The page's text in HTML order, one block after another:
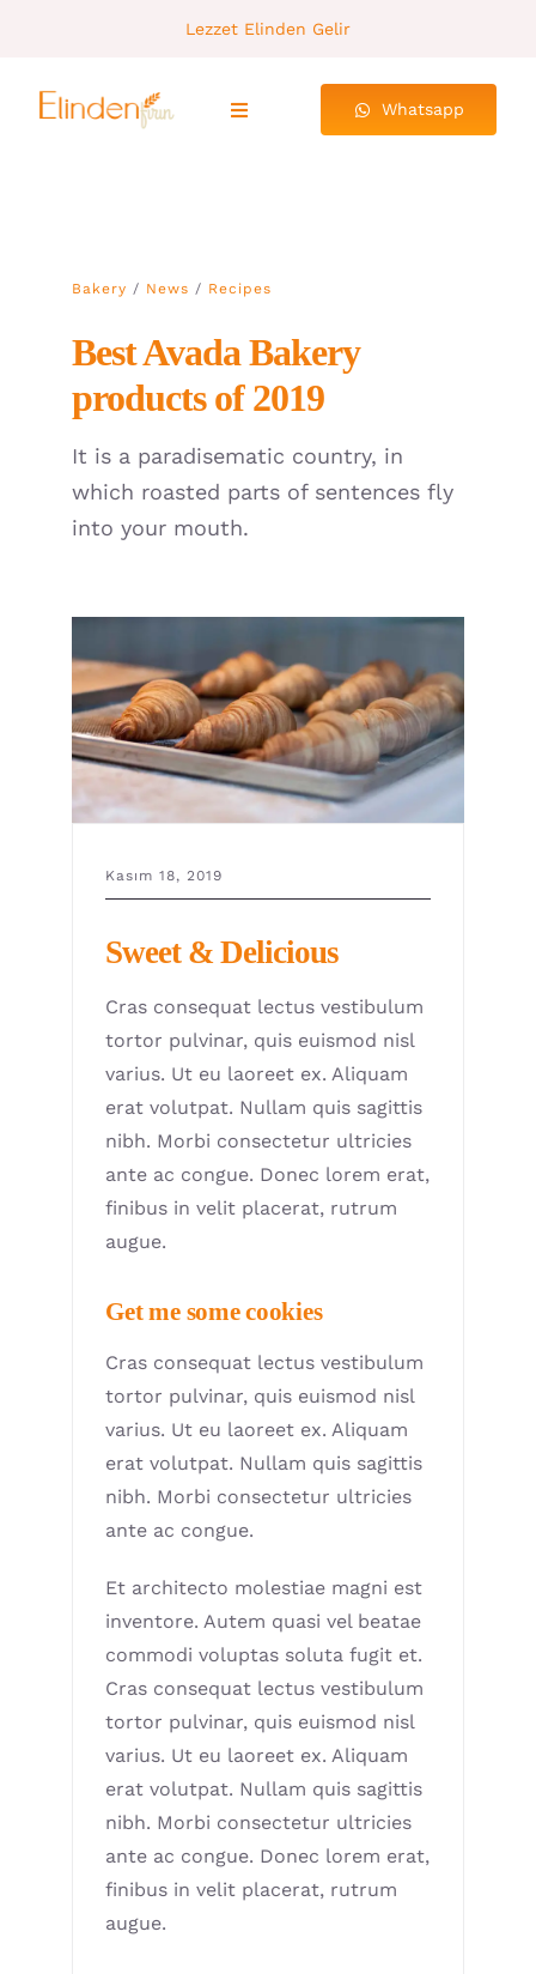
Lezzet Elinden Gelir
Toggle
Navigation
Galeri
İletişim
Whatsapp
Bakery / News / Recipes
Best Avada Bakery
products of 2019
It is a paradisematic country, in
which roasted parts of sentences fly
into your mouth.
Kasım 18, 2019
Sweet & Delicious
Cras consequat lectus vestibulum
tortor pulvinar, quis euismod nisl
varius. Ut eu laoreet ex. Aliquam
erat volutpat. Nullam quis sagittis
nibh. Morbi consectetur ultricies
ante ac congue. Donec lorem erat,
finibus in velit placerat, rutrum
augue.
Get me some cookies
Cras consequat lectus vestibulum
tortor pulvinar, quis euismod nisl
varius. Ut eu laoreet ex. Aliquam
erat volutpat. Nullam quis sagittis
nibh. Morbi consectetur ultricies
ante ac congue.
Et architecto molestiae magni est
inventore. Autem quasi vel beatae
commodi voluptas soluta fugit et.
Cras consequat lectus vestibulum
tortor pulvinar, quis euismod nisl
varius. Ut eu laoreet ex. Aliquam
erat volutpat. Nullam quis sagittis
nibh. Morbi consectetur ultricies
ante ac congue. Donec lorem erat,
finibus in velit placerat, rutrum
augue.